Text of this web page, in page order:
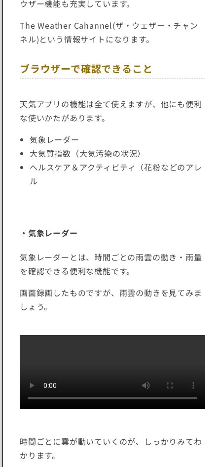
ウザー機能も充実しています。
The Weather Cahannel(ザ・ウェザー・チャン
ネル)という情報サイトになります。
ブラウザーで確認できること
天気アプリの機能は全て使えますが、他にも便利
な使いかたがあります。
気象レーダー
大気質指数（大気汚染の状況）
ヘルスケア＆アクティビティ（花粉などのアレ
ル
・気象レーダー
気象レーダーとは、時間ごとの雨雲の動き・雨量
を確認できる便利な機能です。
画面録画したものですが、雨雲の動きを見てみま
しょう。
時間ごとに雲が動いていくのが、しっかりみてわ
かります。